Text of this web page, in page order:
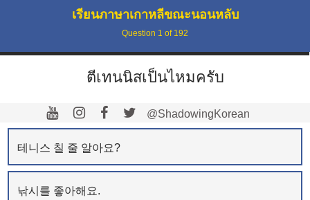
เรียนภาษาเกาหลีขณะนอนหลับ
Question 1 of 192
ตีเทนนิสเป็นไหมครับ
@ShadowingKorean
테니스 칠 줄 알아요?
낚시를 좋아해요.